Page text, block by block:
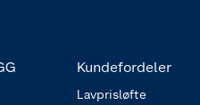
Kundefordeler
Lavprisløfte